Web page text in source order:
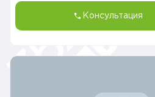
Консультация